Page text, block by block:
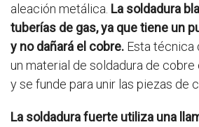
aleación metálica. La soldadura
tuberías de gas, ya que tiene un
y no dañará el cobre. Esta técnica
un material de soldadura de cobre
y se funde para unir las piezas de
La soldadura fuerte utiliza una